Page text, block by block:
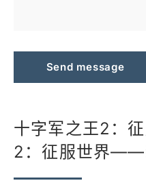
Send message
十字军之王2：
2：征服世界——